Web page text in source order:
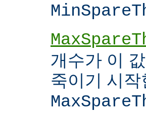
개수가 이
죽이기 시